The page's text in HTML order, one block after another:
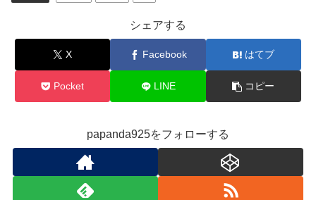
シェアする
X Facebook はてブ
Pocket LINE コピー
papanda925をフォローする